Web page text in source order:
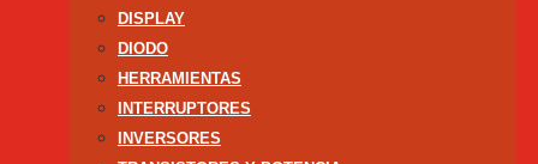
DISPLAY
DIODO
HERRAMIENTAS
INTERRUPTORES
INVERSORES